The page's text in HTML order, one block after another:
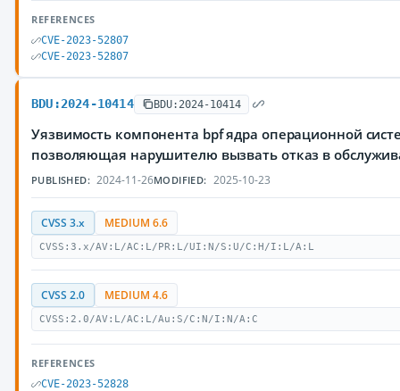
REFERENCES
CVE-2023-52807
CVE-2023-52807
BDU:2024-10414 BDU:2024-10414
Уязвимость компонента bpf ядра операционной
позволяющая нарушителю вызвать отказ в
PUBLISHED: 2024-11-26MODIFIED: 2025-10-23
CVSS 3.x MEDIUM 6.6
CVSS:3.x/AV:L/AC:L/PR:L/UI:N/S:U/C:H/I:L/A:L
CVSS 2.0 MEDIUM 4.6
CVSS:2.0/AV:L/AC:L/Au:S/C:N/I:N/A:C
REFERENCES
CVE-2023-52828